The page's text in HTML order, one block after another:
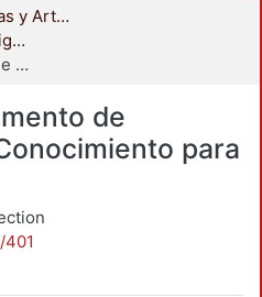
División de Ciencias y Artes para el Diseño
Departamento de Investigación y Conocimiento para el Diseño
Libros - Departamento de Investigación y Conocimiento para el Diseño
de
para